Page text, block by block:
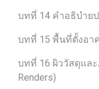
บทที่ 14 คำอธิบำย
บทที่ 15 พื้นที่ตั้งอา
บทที่ 16 ผิววัสดุและ
Renders)